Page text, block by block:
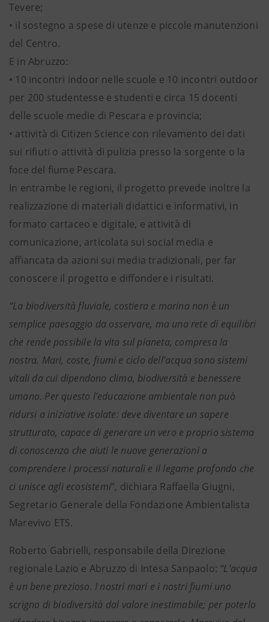
Tevere;
• il sostegno a spese di utenze e piccole manutenzioni
del Centro.
E in Abruzzo:
• 10 incontri indoor nelle scuole e 10 incontri outdoor
per 200 studentesse e studenti e circa 15 docenti
delle scuole medie di Pescara e provincia;
• attività di Citizen Science con rilevamento dei dati
sui rifiuti o attività di pulizia presso la sorgente o la
foce del fiume Pescara.
In entrambe le regioni, il progetto prevede inoltre la
realizzazione di materiali didattici e informativi, in
formato cartaceo e digitale, e attività di
comunicazione, articolata sui social media e
affiancata da azioni sui media tradizionali, per far
conoscere il progetto e diffondere i risultati.
“La biodiversità fluviale, costiera e marina non è un
semplice paesaggio da osservare, ma una rete di equilibri
che rende possibile la vita sul pianeta, compresa la
nostra. Mari, coste, fiumi e ciclo dell’acqua sono sistemi
vitali da cui dipendono clima, biodiversità e benessere
umano. Per questo l’educazione ambientale non può
ridursi a iniziative isolate: deve diventare un sapere
strutturato, capace di generare un vero e proprio sistema
di conoscenza che aiuti le nuove generazioni a
comprendere i processi naturali e il legame profondo che
ci unisce agli ecosistemi”, dichiara Raffaella Giugni,
Segretario Generale della Fondazione Ambientalista
Marevivo ETS.
Roberto Gabrielli, responsabile della Direzione
regionale Lazio e Abruzzo di Intesa Sanpaolo: “L’acqua
è un bene prezioso. I nostri mari e i nostri fiumi uno
scrigno di biodiversità dal valore inestimabile; per poterlo